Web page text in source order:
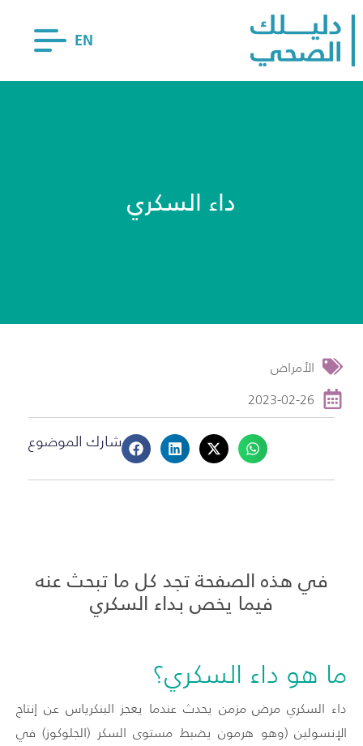
EN
داء السكري
الأمراض
2023-02-26
شارك الموضوع
في هذه الصفحة تجد كل ما تبحث عنه
فيما يخص بداء السكري
ما هو داء السكري؟
داء السكري مرض مزمن يحدث عندما يعجز البنكرياس عن إنتاج
الإنسولين (وهو هرمون يضبط مستوى السكر (الجلوكوز) في